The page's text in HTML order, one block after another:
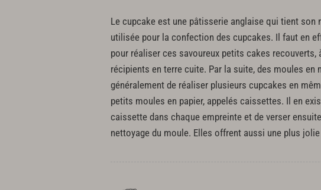
Le cupcake est une pâtisserie anglaise qui tient son
utilisée pour la confection des cupcakes. Il faut en
pour réaliser ces savoureux petits cakes recouverts,
récipients en terre cuite. Par la suite, des moules
généralement de réaliser plusieurs cupcakes en
petits moules en papier, appelés caissettes. Il en
caissette dans chaque empreinte et de verser
nettoyage du moule. Elles offrent aussi une plus